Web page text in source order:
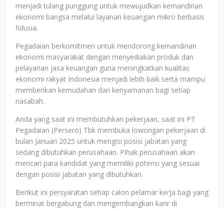
menjadi tulang punggung untuk mewujudkan kemandirian
ekonomi bangsa melalui layanan keuangan mikro berbasis
fidusia.
Pegadaian berkomitmen untuk mendorong kemandirian
ekonomi masyarakat dengan menyediakan produk dan
pelayanan jasa keuangan guna meningkatkan kualitas
ekonomi rakyat Indonesia menjadi lebih baik serta mampu
memberikan kemudahan dan kenyamanan bagi setiap
nasabah.
Anda yang saat ini membutuhkan pekerjaan, saat ini PT
Pegadaian (Persero) Tbk membuka lowongan pekerjaan di
bulan Januari 2025 untuk mengisi posisi jabatan yang
sedang dibutuhkan perusahaan. Pihak perusahaan akan
mencari para kandidat yang memiliki potensi yang sesuai
dengan posisi jabatan yang dibutuhkan.
Berikut ini persyaratan setiap calon pelamar kerja bagi yang
berminat bergabung dan mengembangkan karir di